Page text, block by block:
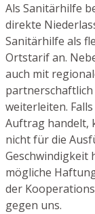
Als Sanitärhilfe
direkte
Sanitärhilfe als
Ortstarif an.
auch mit
partnerschaftlich
weiterleiten.
Auftrag handelt,
nicht für die
Geschwindigkeit
mögliche
der
gegen uns.